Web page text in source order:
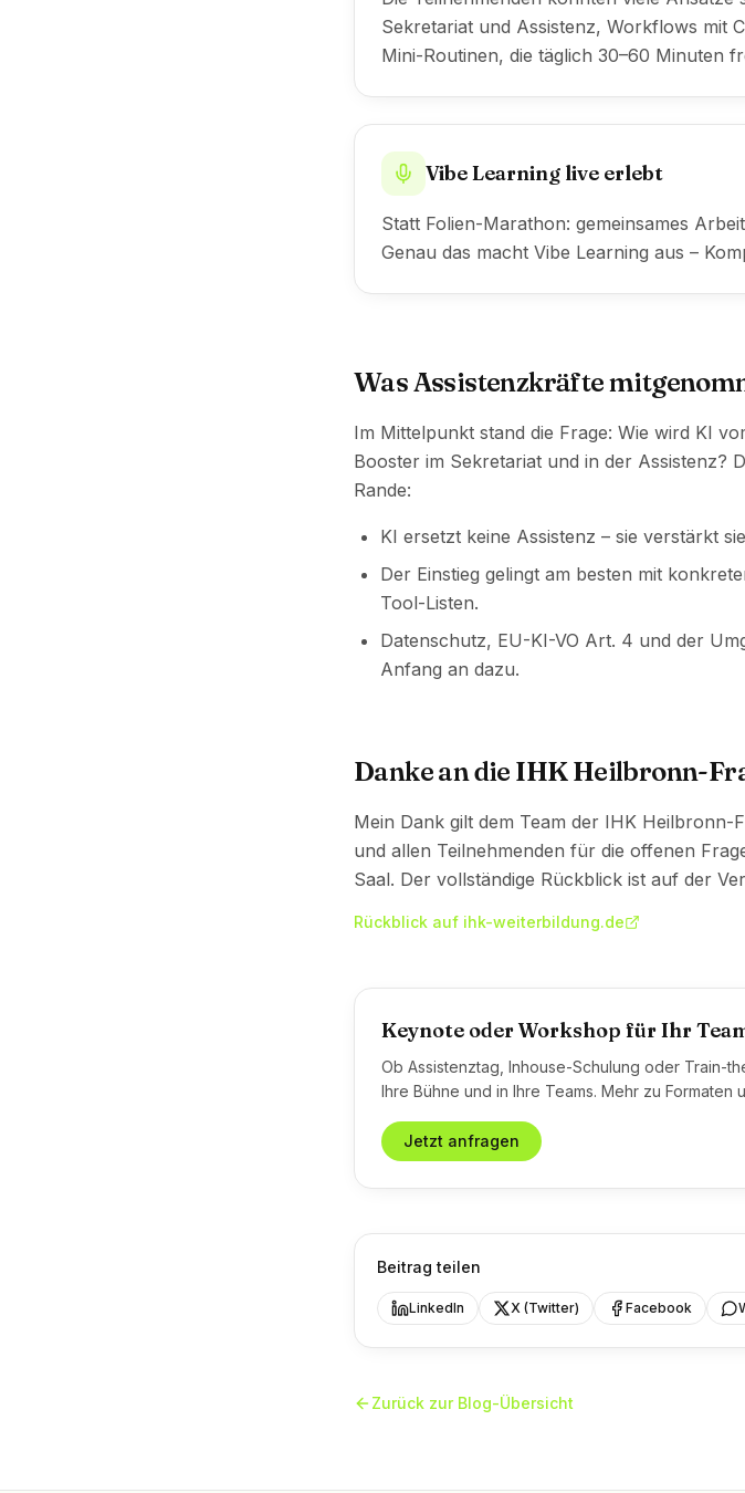
Sekretariat und Assistenz, Workflows mit
Mini-Routinen, die täglich 30–60 Minuten
Vibe Learning live erlebt
Statt Folien-Marathon: gemeinsames
Genau das macht Vibe Learning aus –
Was Assistenzkräfte
Im Mittelpunkt stand die Frage: Wie wird KI
Booster im Sekretariat und in der Assistenz?
Rande:
KI ersetzt keine Assistenz – sie verstärkt
Der Einstieg gelingt am besten mit
Tool-Listen.
Datenschutz, EU-KI-VO Art. 4 und der
Anfang an dazu.
Danke an die IHK Heilbronn-
Mein Dank gilt dem Team der IHK
und allen Teilnehmenden für die offenen
Saal. Der vollständige Rückblick ist auf der
Rückblick auf ihk-weiterbildung.de
Keynote oder Workshop für Ihr
Ob Assistenztag, Inhouse-Schulung oder Train-
Ihre Bühne und in Ihre Teams. Mehr zu Formaten
Jetzt anfragen
Beitrag teilen
LinkedIn X (Twitter) Facebook
Zurück zur Blog-Übersicht